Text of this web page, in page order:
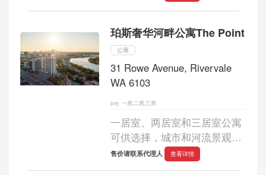
自己独特的特色，以及 3 个面
向 Glyde Street 的商...
珀斯奢华河畔公寓The Point
公寓
31 Rowe Avenue, Rivervale
WA 6103
一房,二房,三房
一居室、两居室和三居室公寓
可供选择，城市和河流景观、
世界一流的设施以及家门口令
人兴奋的底层商业区，您全新
售价请联系代理人 查看详情